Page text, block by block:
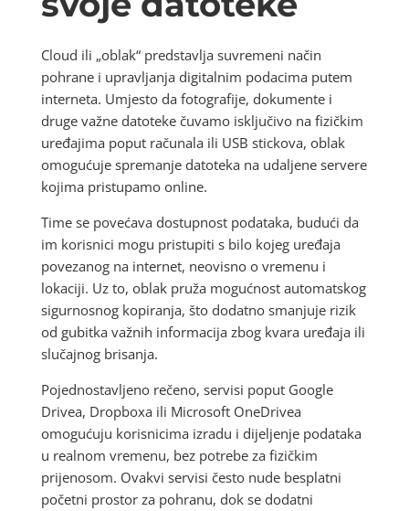
Cloud ili „oblak“ predstavlja suvremeni način
pohrane i upravljanja digitalnim podacima putem
interneta. Umjesto da fotografije, dokumente i
druge važne datoteke čuvamo isključivo na fizičkim
uređajima poput računala ili USB stickova, oblak
omogućuje spremanje datoteka na udaljene servere
kojima pristupamo online.
Time se povećava dostupnost podataka, budući da
im korisnici mogu pristupiti s bilo kojeg uređaja
povezanog na internet, neovisno o vremenu i
lokaciji. Uz to, oblak pruža mogućnost automatskog
sigurnosnog kopiranja, što dodatno smanjuje rizik
od gubitka važnih informacija zbog kvara uređaja ili
slučajnog brisanja.
Pojednostavljeno rečeno, servisi poput Google
Drivea, Dropboxa ili Microsoft OneDrivea
omogućuju korisnicima izradu i dijeljenje podataka
u realnom vremenu, bez potrebe za fizičkim
prijenosom. Ovakvi servisi često nude besplatni
početni prostor za pohranu, dok se dodatni